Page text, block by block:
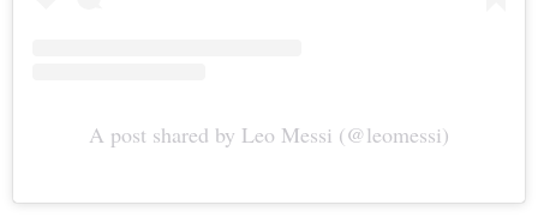
A post shared by Leo Messi (@leomessi)